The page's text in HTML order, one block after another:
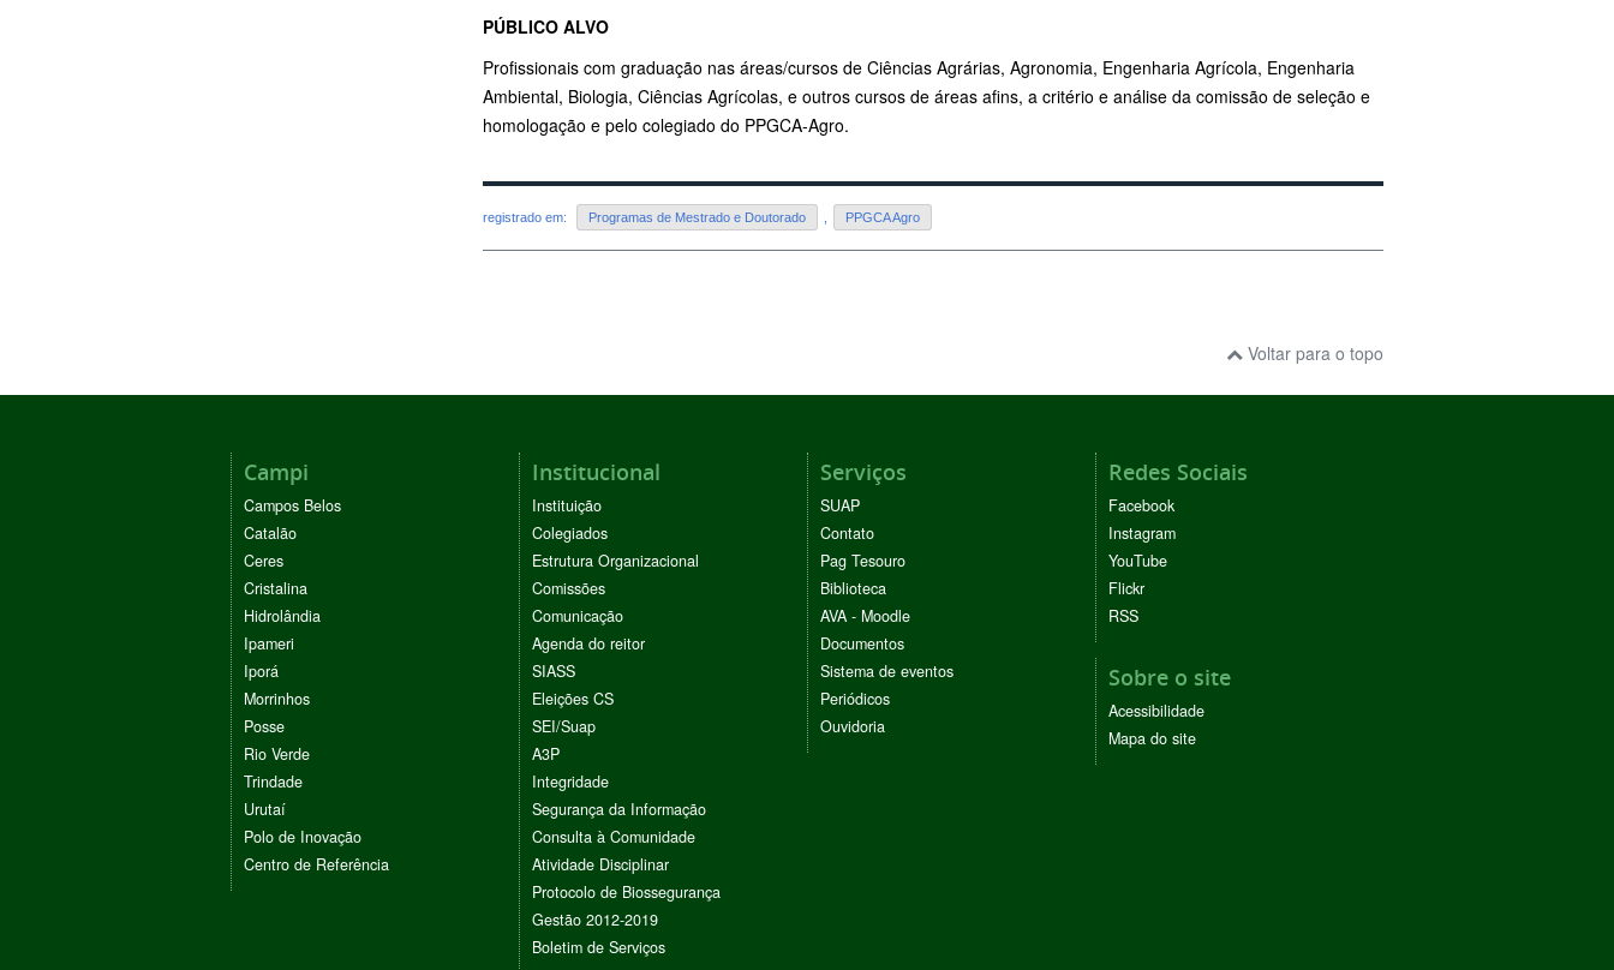
PÚBLICO ALVO
Profissionais com graduação nas áreas/cursos de Ciências Agrárias, Agronomia, Engenharia Agrícola, Engenharia
Ambiental, Biologia, Ciências Agrícolas, e outros cursos de áreas afins, a critério e análise da comissão de seleção e
homologação e pelo colegiado do PPGCA-Agro.
registrado em: Programas de Mestrado e Doutorado , PPGCA Agro
Voltar para o topo
Campi
Campos Belos
Catalão
Ceres
Cristalina
Hidrolândia
Ipameri
Iporá
Morrinhos
Posse
Rio Verde
Trindade
Urutaí
Polo de Inovação
Centro de Referência
Institucional
Instituição
Colegiados
Estrutura Organizacional
Comissões
Comunicação
Agenda do reitor
SIASS
Eleições CS
SEI/Suap
A3P
Integridade
Segurança da Informação
Consulta à Comunidade
Atividade Disciplinar
Protocolo de Biossegurança
Gestão 2012-2019
Boletim de Serviços
Serviços
SUAP
Contato
Pag Tesouro
Biblioteca
AVA - Moodle
Documentos
Sistema de eventos
Periódicos
Ouvidoria
Redes Sociais
Facebook
Instagram
YouTube
Flickr
RSS
Sobre o site
Acessibilidade
Mapa do site